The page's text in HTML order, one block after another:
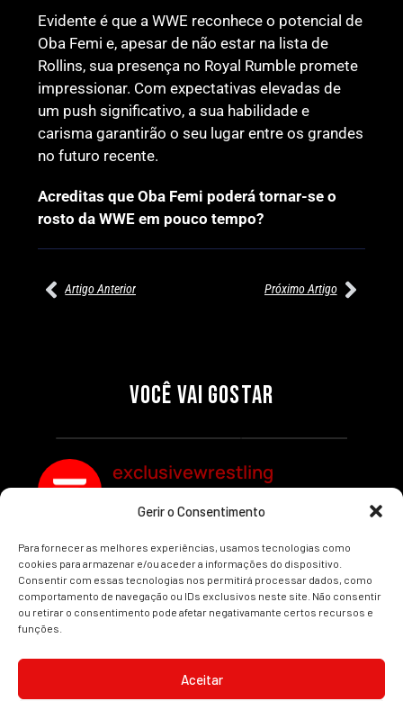
Gerir o Consentimento
Para fornecer as melhores experiências, usamos tecnologias como
cookies para armazenar e/ou aceder a informações do dispositivo.
Consentir com essas tecnologias nos permitirá processar dados, como
comportamento de navegação ou IDs exclusivos neste site. Não consentir
ou retirar o consentimento pode afetar negativamante certos recursos e
funções.
Aceitar
Evidente é que a WWE reconhece o potencial de
Oba Femi e, apesar de não estar na lista de
Rollins, sua presença no Royal Rumble promete
impressionar. Com expectativas elevadas de
um push significativo, a sua habilidade e
carisma garantirão o seu lugar entre os grandes
no futuro recente.
Acreditas que Oba Femi poderá tornar-se o
rosto da WWE em pouco tempo?
Artigo Anterior Próximo Artigo
VOCÊ VAI GOSTAR
SEGMENTOS A NÃO PERDER
Por exclusivewrestling
MUNDIAL FEMININO NA AEW
REDEMPTION
Por exclusivewrestling
exclusivewrestling
Ver mais Artigos